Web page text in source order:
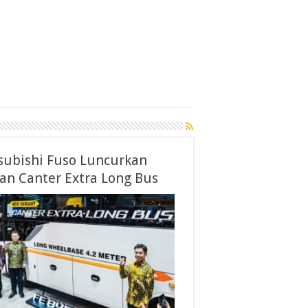
Fuso Luncurkan
Canter Extra Long Bus